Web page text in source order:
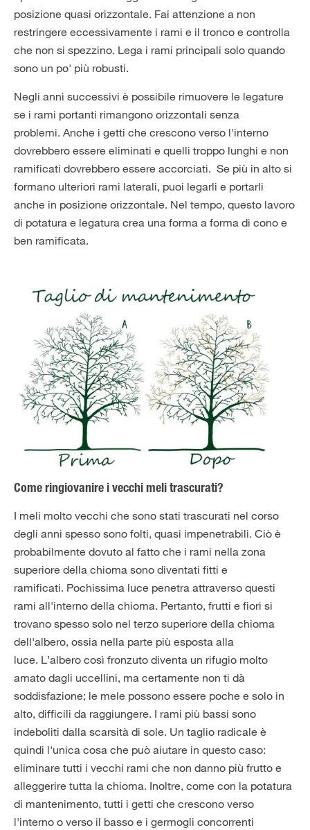
posizione quasi orizzontale. Fai attenzione a non
restringere eccessivamente i rami e il tronco e controlla
che non si spezzino. Lega i rami principali solo quando
sono un po' più robusti.
Negli anni successivi è possibile rimuovere le legature
se i rami portanti rimangono orizzontali senza
problemi. Anche i getti che crescono verso l'interno
dovrebbero essere eliminati e quelli troppo lunghi e non
ramificati dovrebbero essere accorciati. Se più in alto si
formano ulteriori rami laterali, puoi legarli e portarli
anche in posizione orizzontale. Nel tempo, questo lavoro
di potatura e legatura crea una forma a forma di cono e
ben ramificata.
Come ringiovanire i vecchi meli trascurati?
I meli molto vecchi che sono stati trascurati nel corso
degli anni spesso sono folti, quasi impenetrabili. Ciò è
probabilmente dovuto al fatto che i rami nella zona
superiore della chioma sono diventati fitti e
ramificati. Pochissima luce penetra attraverso questi
rami all'interno della chioma. Pertanto, frutti e fiori si
trovano spesso solo nel terzo superiore della chioma
dell'albero, ossia nella parte più esposta alla
luce. L’albero così fronzuto diventa un rifugio molto
amato dagli uccellini, ma certamente non ti dà
soddisfazione; le mele possono essere poche e solo in
alto, difficili da raggiungere. I rami più bassi sono
indeboliti dalla scarsità di sole. Un taglio radicale è
quindi l'unica cosa che può aiutare in questo caso:
eliminare tutti i vecchi rami che non danno più frutto e
alleggerire tutta la chioma. Inoltre, come con la potatura
di mantenimento, tutti i getti che crescono verso
l'interno o verso il basso e i germogli concorrenti